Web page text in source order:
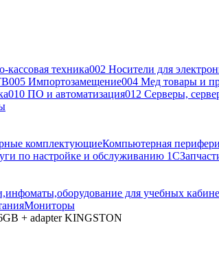
кассовая техника002 Носители для
005 Импортозамещение004 Мед товары и
010 ПО и автоматизация012 Серверы,
комплектующиеКомпьютерная
по настройке и обслуживанию 1С
для учебных
Мониторы
+ adapter KINGSTON